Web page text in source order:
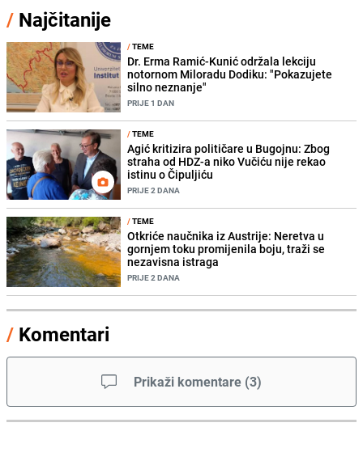
/ Najčitanije
/TEME
Dr. Erma Ramić-Kunić održala lekciju
notornom Miloradu Dodiku: "Pokazujete
silno neznanje"
PRIJE 1 DAN
/TEME
Agić kritizira političare u Bugojnu: Zbog
straha od HDZ-a niko Vučiću nije rekao
istinu o Čipuljiću
PRIJE 2 DANA
/TEME
Otkriće naučnika iz Austrije: Neretva u
gornjem toku promijenila boju, traži se
nezavisna istraga
PRIJE 2 DANA
/ Komentari
Prikaži komentare (3)